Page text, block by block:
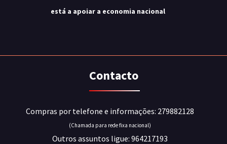
está a apoiar a economia nacional
Contacto
Compras por telefone e informações: 279882128
(Chamada para rede fixa nacional)
Outros assuntos ligue: 964217193